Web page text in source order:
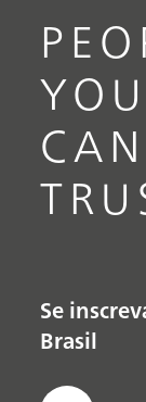
YOU
CAN
Se
Brasil